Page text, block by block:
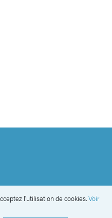
l'utilisation de cookies.Voir